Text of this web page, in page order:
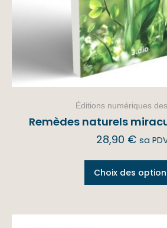
Éditions numériques
Remèdes naturels
28,90 € sa
Choix des